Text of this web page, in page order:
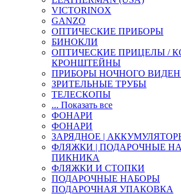
VICTORINOX
GANZO
ОПТИЧЕСКИЕ ПРИБОРЫ
БИНОКЛИ
ОПТИЧЕСКИЕ ПРИЦЕЛЫ /
КРОНШТЕЙНЫ
ПРИБОРЫ НОЧНОГО
ЗРИТЕЛЬНЫЕ ТРУБЫ
ТЕЛЕСКОПЫ
... Показать все
ФОНАРИ
ФОНАРИ
ЗАРЯДНОЕ |
ФЛЯЖКИ | ПОДАРОЧНЫЕ
ПИКНИКА
ФЛЯЖКИ И СТОПКИ
ПОДАРОЧНЫЕ НАБОРЫ
ПОДАРОЧНАЯ УПАКОВКА